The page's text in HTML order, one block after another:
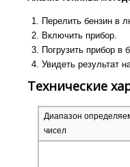
Перелить бензин в
Включить прибор.
Погрузить прибор в
Увидеть результат
Технические
Диапазон
чисел